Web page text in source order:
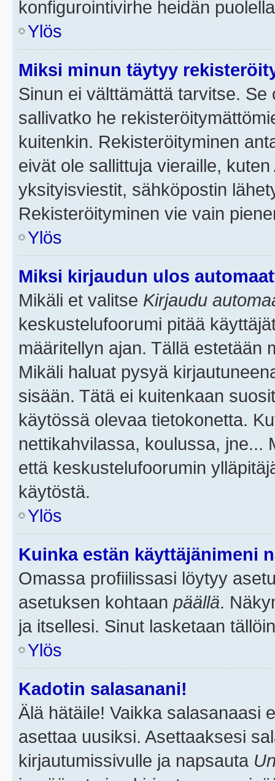
konfigurointivirhe heidän
Ylös
Miksi minun täytyy
Sinun ei välttämättä tarvitse.
sallivatko he
kuitenkin. Rekisteröityminen
eivät ole sallittuja vieraille,
yksityisviestit, sähköpostin
Rekisteröityminen vie vain
Ylös
Miksi kirjaudun ulos
Mikäli et valitse Kirjaudu
keskustelufoorumi pitää
määritellyn ajan. Tällä estetään
Mikäli haluat pysyä
sisään. Tätä ei kuitenkaan
käytössä olevaa tietokonetta.
nettikahvilassa, koulussa, jne...
että keskustelufoorumin
käytöstä.
Ylös
Kuinka estän käyttäjänimeni
Omassa profiilissasi löytyy
asetuksen kohtaan päällä.
ja itsellesi. Sinut lasketaan
Ylös
Kadotin salasanani!
Älä hätäile! Vaikka salasanaasi
asettaa uusiksi. Asettaaksesi
kirjautumissivulle ja napsauta